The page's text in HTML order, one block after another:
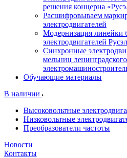
решения концерна
Расшифровываем
электродвигателей
Модернизация линейки
электродвигателей
Синхронные
мельниц ленинградского
Обучающие материалы
В наличии
Высоковольтные
Низковольтные
Преобразователи частоты
Новости
Контакты